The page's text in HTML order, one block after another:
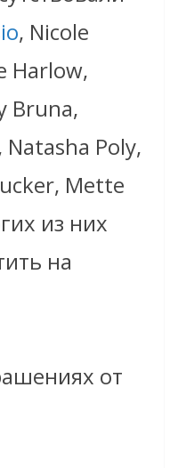
, Nicole
Harlow,
Bruna,
Poly,
Mette
из них
на
от